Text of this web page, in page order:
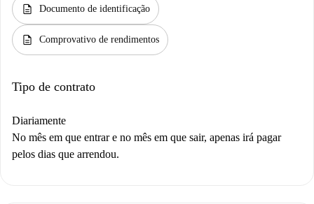
description Documento de identificação
description Comprovativo de rendimentos
Tipo de contrato
Diariamente
No mês em que entrar e no mês em que sair, apenas irá pagar
pelos dias que arrendou.